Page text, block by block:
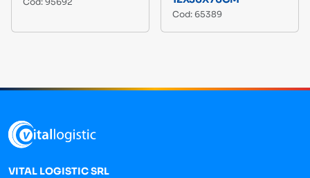
Cod: 65389
VITAL LOGISTIC SRL